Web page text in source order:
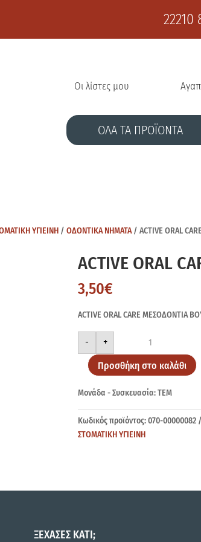
22210
Οι λίστες μου
ΟΛΑ ΤΑ ΠΡΟΪΟΝΤΑ
ΥΓΙΕΙΝΗ /ΟΔΟΝΤΙΚΑ ΝΗΜΑΤΑ/ ACTIVE ORAL
ACTIVE ORAL
3,50€
ACTIVE ORAL CARE ΜΕΣΟΔΟΝΤΙΑ
-
ACTIVE
CARE
0.60mm
6Τ
ποσότητα
+
Προσθήκη στο καλάθι
Μονάδα - Συσκευασία: ΤΕΜ
Κωδικός προϊόντος:070-00000082
ΣΤΟΜΑΤΙΚΗ ΥΓΙΕΙΝΗ
ΞΕΧΑΣΕΣ ΚΑΤΙ;